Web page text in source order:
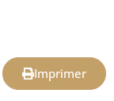
Imprimer